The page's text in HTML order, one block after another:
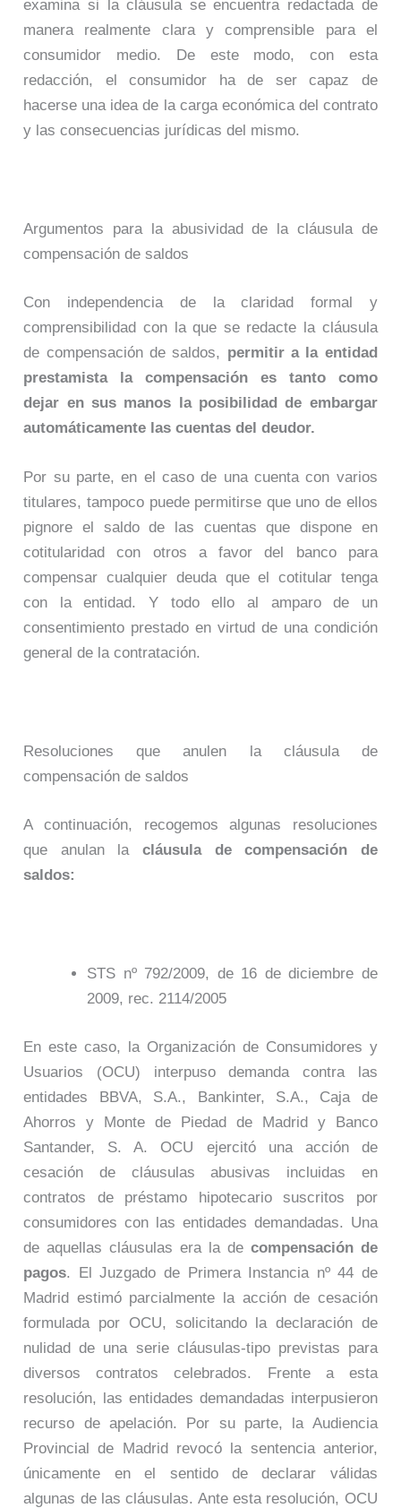
examina si la cláusula se encuentra redactada de
manera realmente clara y comprensible para el
consumidor medio. De este modo, con esta
redacción, el consumidor ha de ser capaz de
hacerse una idea de la carga económica del contrato
y las consecuencias jurídicas del mismo.
Argumentos para la abusividad de la cláusula de
compensación de saldos
Con independencia de la claridad formal y
comprensibilidad con la que se redacte la cláusula
de compensación de saldos, permitir a la entidad
prestamista la compensación es tanto como
dejar en sus manos la posibilidad de embargar
automáticamente las cuentas del deudor.
Por su parte, en el caso de una cuenta con varios
titulares, tampoco puede permitirse que uno de ellos
pignore el saldo de las cuentas que dispone en
cotitularidad con otros a favor del banco para
compensar cualquier deuda que el cotitular tenga
con la entidad. Y todo ello al amparo de un
consentimiento prestado en virtud de una condición
general de la contratación.
Resoluciones que anulen la cláusula de
compensación de saldos
A continuación, recogemos algunas resoluciones
que anulan la cláusula de compensación de
saldos:
STS nº 792/2009, de 16 de diciembre de
2009, rec. 2114/2005
En este caso, la Organización de Consumidores y
Usuarios (OCU) interpuso demanda contra las
entidades BBVA, S.A., Bankinter, S.A., Caja de
Ahorros y Monte de Piedad de Madrid y Banco
Santander, S. A. OCU ejercitó una acción de
cesación de cláusulas abusivas incluidas en
contratos de préstamo hipotecario suscritos por
consumidores con las entidades demandadas. Una
de aquellas cláusulas era la de compensación de
pagos. El Juzgado de Primera Instancia nº 44 de
Madrid estimó parcialmente la acción de cesación
formulada por OCU, solicitando la declaración de
nulidad de una serie cláusulas-tipo previstas para
diversos contratos celebrados. Frente a esta
resolución, las entidades demandadas interpusieron
recurso de apelación. Por su parte, la Audiencia
Provincial de Madrid revocó la sentencia anterior,
únicamente en el sentido de declarar válidas
algunas de las cláusulas. Ante esta resolución, OCU